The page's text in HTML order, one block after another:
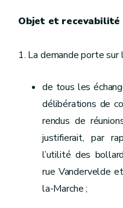
Objet et recevabilité
1. La demande porte sur
de tous les
délibérations de
rendus de
justifierait, par
l’utilité des
rue Vandervelde
la-Marche ;